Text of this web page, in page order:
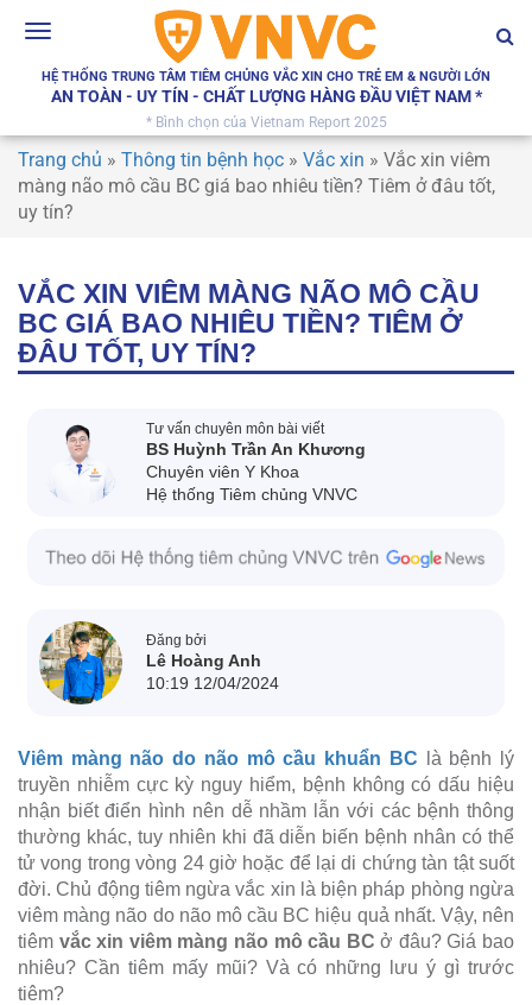
Toggle
HỆ THỐNG TRUNG TÂM TIÊM CHỦNG VẮC XIN CHO TRẺ EM & NGƯỜI LỚN
AN TOÀN - UY TÍN - CHẤT LƯỢNG HÀNG ĐẦU VIỆT NAM *
* Bình chọn của Vietnam Report 2025
Trang chủ » Thông tin bệnh học » Vắc xin » Vắc xin viêm
màng não mô cầu BC giá bao nhiêu tiền? Tiêm ở đâu tốt,
uy tín?
VẮC XIN VIÊM MÀNG NÃO MÔ CẦU
BC GIÁ BAO NHIÊU TIỀN? TIÊM Ở
ĐÂU TỐT, UY TÍN?
Tư vấn chuyên môn bài viết
BS Huỳnh Trần An Khương
Chuyên viên Y Khoa
Hệ thống Tiêm chủng VNVC
Đăng bởi
Lê Hoàng Anh
10:19 12/04/2024
Viêm màng não do não mô cầu khuẩn BC là bệnh lý
truyền nhiễm cực kỳ nguy hiểm, bệnh không có dấu hiệu
nhận biết điển hình nên dễ nhầm lẫn với các bệnh thông
thường khác, tuy nhiên khi đã diễn biến bệnh nhân có thể
tử vong trong vòng 24 giờ hoặc để lại di chứng tàn tật suốt
đời. Chủ động tiêm ngừa vắc xin là biện pháp phòng ngừa
viêm màng não do não mô cầu BC hiệu quả nhất. Vậy, nên
tiêm vắc xin viêm màng não mô cầu BC ở đâu? Giá bao
nhiêu? Cần tiêm mấy mũi? Và có những lưu ý gì trước
tiêm?